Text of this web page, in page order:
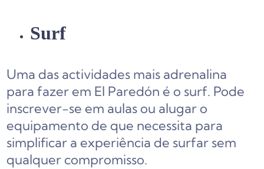
Surf
Uma das actividades mais adrenalina
para fazer em El Paredón é o surf. Pode
inscrever-se em aulas ou alugar o
equipamento de que necessita para
simplificar a experiência de surfar sem
qualquer compromisso.